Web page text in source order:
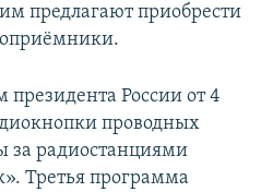
предлагают приобрести
президента России от 4
проводных
за радиостанциями
Третья программа